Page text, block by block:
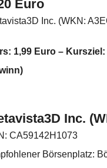
Euro
Inc. (WKN:
1,99 Euro –
Inc.
CA59142H1073
Börsenplatz: